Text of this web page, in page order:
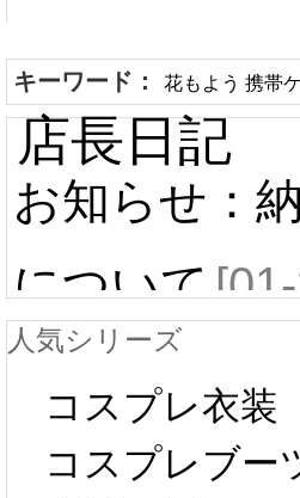
キーワード： 花もよう 携
店長日記
お知らせ：
について
中国旧正月の
響で2024年2
人気シリーズ
コスプレ衣装
コスプレブー